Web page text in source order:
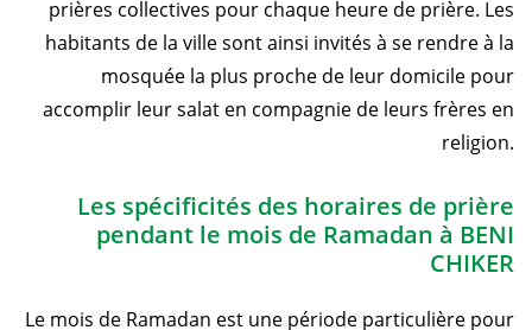
prières collectives pour chaque heure de prière. Les
habitants de la ville sont ainsi invités à se rendre à la
mosquée la plus proche de leur domicile pour
accomplir leur salat en compagnie de leurs frères en
religion.
Les spécificités des horaires de prière
pendant le mois de Ramadan à BENI
CHIKER
Le mois de Ramadan est une période particulière pour